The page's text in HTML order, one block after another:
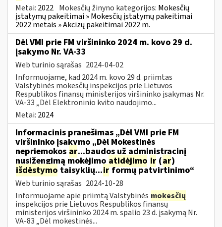
Metai: 2022 Mokesčių žinyno kategorijos: Mokesčių
įstatymų pakeitimai » Mokesčių įstatymų pakeitimai
2022 metais » Akcizų pakeitimai 2022 m.
Dėl VMI prie FM viršininko 2024 m. kovo 29 d.
įsakymo Nr. VA-33
Web turinio sąrašas 2024-04-02
Informuojame, kad 2024 m. kovo 29 d. priimtas
Valstybinės mokesčių inspekcijos prie Lietuvos
Respublikos finansų ministerijos viršininko įsakymas Nr.
VA-33 „Dėl Elektroninio kvito naudojimo...
Metai: 2024
Informacinis pranešimas „Dėl VMI prie FM
viršininko įsakymo „Dėl Mokestinės
nepriemokos ar...baudos už administracinį
nusižengimą mokėjimo atidėjimo ir (ar)
išdėstymo taisyklių...irformų patvirtinimo“
Web turinio sąrašas 2024-10-28
Informuojame apie priimtą Valstybinės mokesčių
inspekcijos prie Lietuvos Respublikos finansų
ministerijos viršininko 2024 m. spalio 23 d. įsakymą Nr.
VA-83 „Dėl mokestinės...